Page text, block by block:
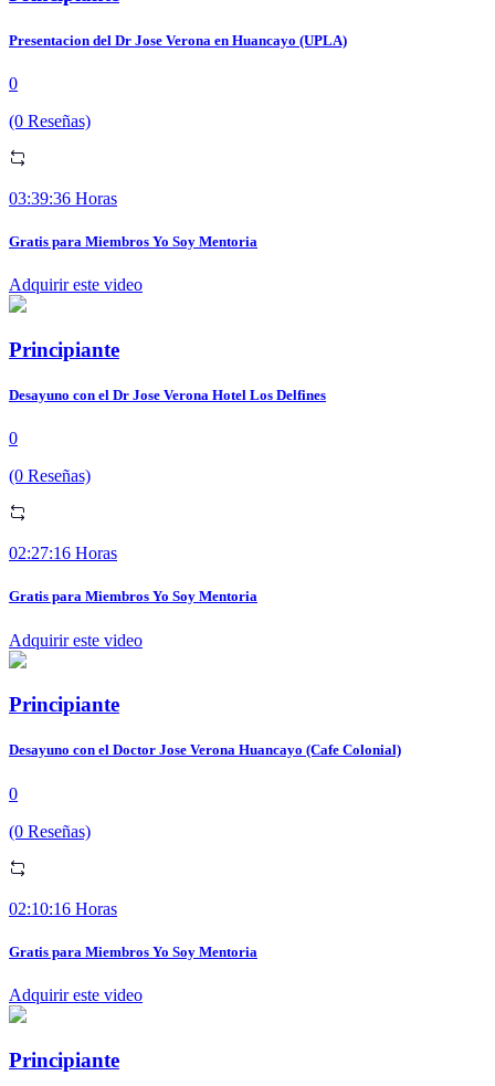
Presentacion del Dr Jose Verona en Huancayo (UPLA)
0
(0 Reseñas)
03:39:36 Horas
Gratis para Miembros Yo Soy Mentoria
Adquirir este video
Principiante
Desayuno con el Dr Jose Verona Hotel Los Delfines
0
(0 Reseñas)
02:27:16 Horas
Gratis para Miembros Yo Soy Mentoria
Adquirir este video
Principiante
Desayuno con el Doctor Jose Verona Huancayo (Cafe Colonial)
0
(0 Reseñas)
02:10:16 Horas
Gratis para Miembros Yo Soy Mentoria
Adquirir este video
Principiante